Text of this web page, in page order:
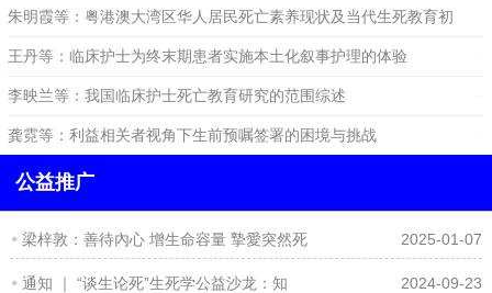
大湾区死亡系统发展的启示
朱明霞等：粤港澳大湾区华人居民死亡素养现状及当代生死教育初
探
王丹等：临床护士为终末期患者实施本土化叙事护理的体验
李映兰等：我国临床护士死亡教育研究的范围综述
龚霓等：利益相关者视角下生前预嘱签署的困境与挑战
公益推广
梁梓敦：善待內心 增生命容量 摯愛突然死 2025-01-07
通知 ｜ “谈生论死”生死学公益沙龙：知 2024-09-23